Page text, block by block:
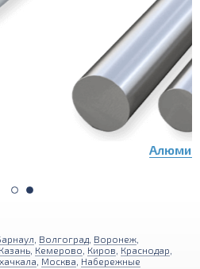
пруток (круг)
Волгоград Воронеж
Казань Кемерово Киров Краснодар
Москва Набережные